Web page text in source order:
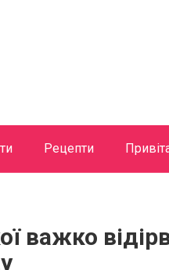
Рецепти
важко